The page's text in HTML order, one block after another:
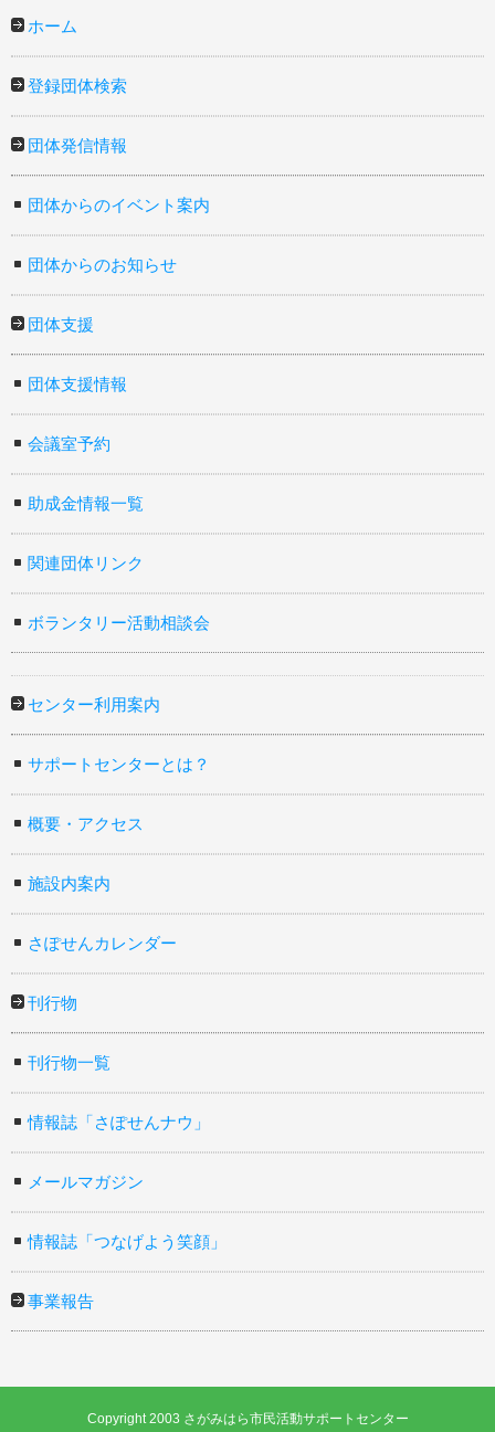
ホーム
登録団体検索
団体発信情報
団体からのイベント案内
団体からのお知らせ
団体支援
団体支援情報
会議室予約
助成金情報一覧
関連団体リンク
ボランタリー活動相談会
センター利用案内
サポートセンターとは？
概要・アクセス
施設内案内
さぽせんカレンダー
刊行物
刊行物一覧
情報誌「さぽせんナウ」
メールマガジン
情報誌「つなげよう笑顔」
事業報告
Copyright 2003 さがみはら市民活動サポートセンター